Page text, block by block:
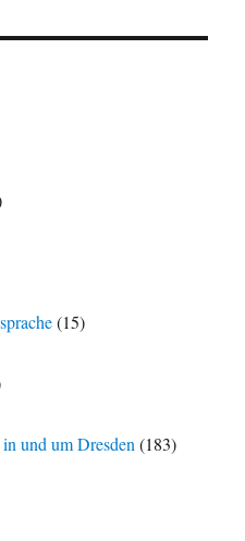
(15)
und um Dresden(183)